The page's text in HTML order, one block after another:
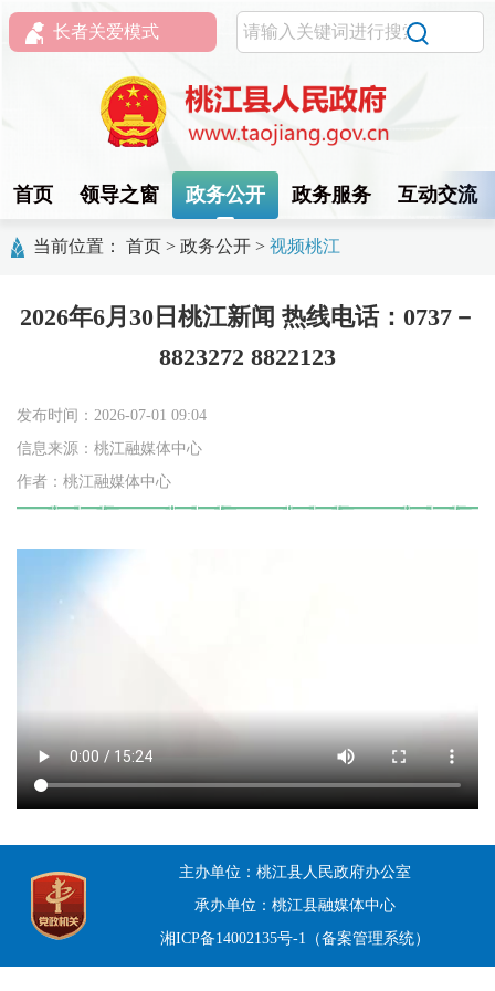
长者关爱模式
首页 领导之窗 政务公开 政务服务 互动交流
当前位置： 首页 > 政务公开 > 视频桃江
2026年6月30日桃江新闻 热线电话：0737－
8823272 8822123
发布时间：2026-07-01 09:04
信息来源：桃江融媒体中心
作者：桃江融媒体中心
主办单位：桃江县人民政府办公室
承办单位：桃江县融媒体中心
湘ICP备14002135号-1（备案管理系统）